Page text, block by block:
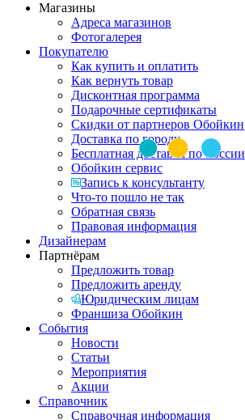
Магазины
Адреса магазинов
Фотогалерея
Покупателю
Как купить и оплатить
Как вернуть товар
Дисконтная программа
Подарочные сертификаты
Скидки от партнеров Обойкин
Доставка по городу
Бесплатная доставка по России
Обойкин сервис
Запись к консультанту
Что-то пошло не так
Обратная связь
Правовая информация
Дизайнерам
Партнёрам
Предложить товар
Предложить аренду
Юридическим лицам
Франшиза Обойкин
События
Новости
Статьи
Мероприятия
Акции
Справочник
Справочная информация